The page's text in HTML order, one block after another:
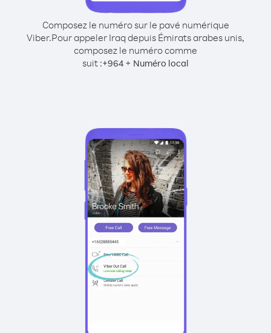
Composez le numéro sur le pavé numérique
Viber.Pour appeler Iraq depuis Émirats arabes unis,
composez le numéro comme
suit :+964 + Numéro local